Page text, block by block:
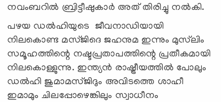
നവംബറിൽ ബ്രിട്ടീഷുകാര്‍ അത് തിരിച്ചു നൽകി.
പഴയ ഡൽഹിയുടെ ജീവനാഡിയായി
നിലകൊണ്ട മസ്ജിദെ ജഹനുമ ഇന്നും മുസ്‍ലിം
സമൂഹത്തിന്റെ നഷ്ടപ്രതാപത്തിന്റെ പ്രതീകമായി
നിലകൊള്ളുന്നു. ഇന്ത്യന്‍ രാഷ്ട്രീയത്തില്‍ പോലും
ഡല്‍ഹി ജുമാമസ്ജിദും അവിടത്തെ ശാഹീ
ഇമാമും ചിലപ്പോഴെങ്കിലും സ്വാധീനം